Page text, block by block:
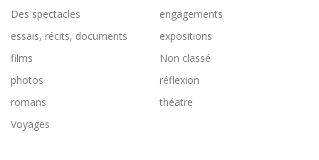
Des spectacles
engagements
essais, récits, documents
expositions
films
Non classé
photos
réflexion
romans
théatre
Voyages